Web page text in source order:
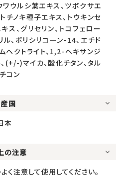
ワウルシ葉エキス、ツボクサエ
チノキ種子エキス、トウキンセ
ス、グリセリン、トコフェロー
、ポリシリコーン-14、エチド
ヘクトライト、1,2-ヘキサンジ
(+/-)マイカ、酸化チタン、タル
コン
国
本
の注意
注意して使用してください。